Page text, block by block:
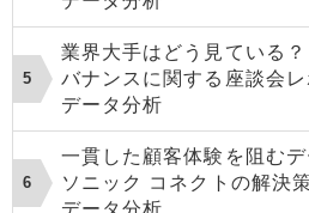
業界大手はどう見ている
バナンスに関する座談会レ
データ分析
一貫した顧客体験を阻む
ソニック コネクトの解決